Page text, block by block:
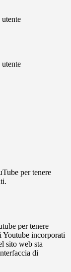
per tenere
per tenere
Youtube incorporati
sito web sta
di